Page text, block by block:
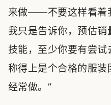
来做——不要这样看着
我只是告诉你，预估
技能，至少你要有尝
称得上是个合格的服
经常做。”